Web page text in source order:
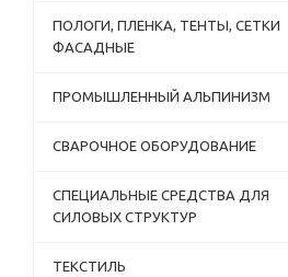
ПОЛОГИ, ПЛЕНКА, ТЕНТЫ, СЕТКИ
ФАСАДНЫЕ
ПРОМЫШЛЕННЫЙ АЛЬПИНИЗМ
СВАРОЧНОЕ ОБОРУДОВАНИЕ
СПЕЦИАЛЬНЫЕ СРЕДСТВА ДЛЯ
СИЛОВЫХ СТРУКТУР
ТЕКСТИЛЬ